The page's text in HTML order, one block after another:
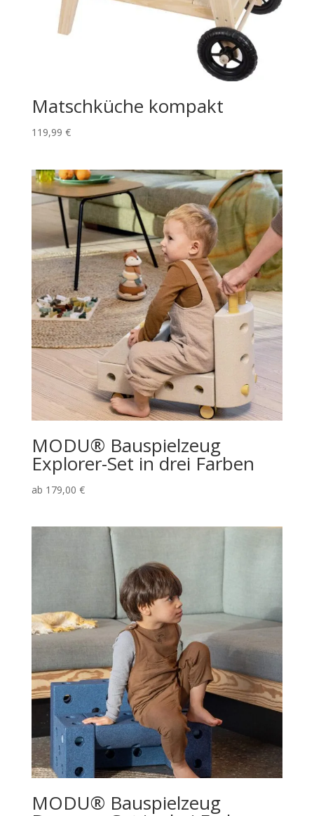
Matschküche kompakt
119,99 €
MODU® Bauspielzeug
Explorer-Set in drei Farben
ab 179,00 €
MODU® Bauspielzeug